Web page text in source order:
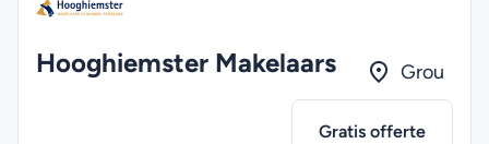
Hooghiemster Makelaars Grou
Gratis offerte